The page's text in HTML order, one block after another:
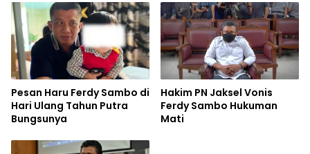
Pesan Haru Ferdy Sambo di
Hari Ulang Tahun Putra
Bungsunya
Hakim PN Jaksel Vonis
Ferdy Sambo Hukuman
Mati